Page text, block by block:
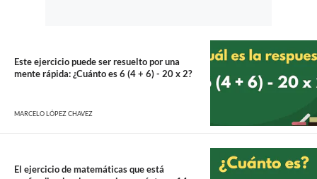
Este ejercicio puede ser resuelto por una
mente rápida: ¿Cuánto es 6 (4 + 6) - 20 x 2?
MARCELO LÓPEZ CHAVEZ
El ejercicio de matemáticas que está